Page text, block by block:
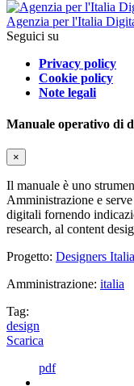
Agenzia per l'Italia
Seguici su
Privacy policy
Cookie policy
Note legali
Manuale operativo di
×
Il manuale è uno
Amministrazione e
digitali fornendo
research, al content
Progetto: Designers Italia
Amministrazione: italia
Tag:
design
Scarica
pdf